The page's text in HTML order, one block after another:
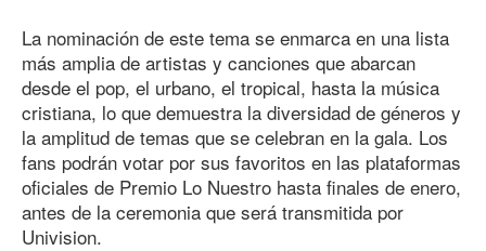
La nominación de este tema se enmarca en una lista
más amplia de artistas y canciones que abarcan
desde el pop, el urbano, el tropical, hasta la música
cristiana, lo que demuestra la diversidad de géneros y
la amplitud de temas que se celebran en la gala. Los
fans podrán votar por sus favoritos en las plataformas
oficiales de Premio Lo Nuestro hasta finales de enero,
antes de la ceremonia que será transmitida por
Univision.